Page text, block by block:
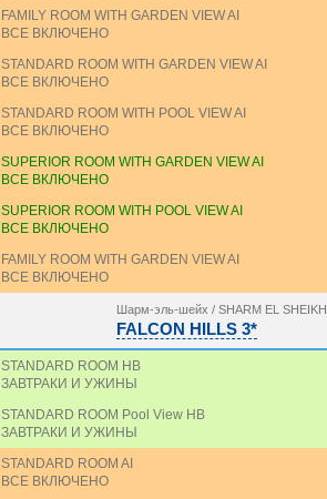
FAMILY ROOM WITH GARDEN VIEW AI
ВСЕ ВКЛЮЧЕНО
STANDARD ROOM WITH GARDEN VIEW AI
ВСЕ ВКЛЮЧЕНО
STANDARD ROOM WITH POOL VIEW AI
ВСЕ ВКЛЮЧЕНО
SUPERIOR ROOM WITH GARDEN VIEW AI
ВСЕ ВКЛЮЧЕНО
SUPERIOR ROOM WITH POOL VIEW AI
ВСЕ ВКЛЮЧЕНО
FAMILY ROOM WITH GARDEN VIEW AI
ВСЕ ВКЛЮЧЕНО
Шарм-эль-шейх / SHARM EL SHEIKH
FALCON HILLS 3*
STANDARD ROOM HB
ЗАВТРАКИ И УЖИНЫ
STANDARD ROOM Pool View HB
ЗАВТРАКИ И УЖИНЫ
STANDARD ROOM AI
ВСЕ ВКЛЮЧЕНО